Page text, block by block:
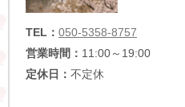
TEL： 050-5358-8757
営業時間： 11:00～19:00
定休日： 不定休